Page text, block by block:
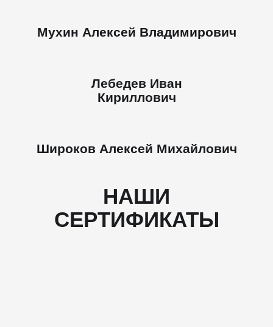
Мухин Алексей Владимирович
Лебедев Иван
Кириллович
Широков Алексей Михайлович
НАШИ
СЕРТИФИКАТЫ